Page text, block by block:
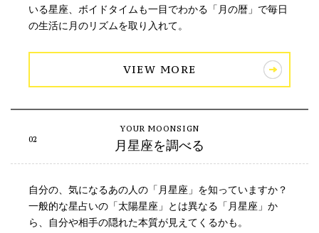
いる星座、ボイドタイムも一目でわかる「月の暦」で毎日
の生活に月のリズムを取り入れて。
VIEW MORE
月星座を調べる
自分の、気になるあの人の「月星座」を知っていますか？
一般的な星占いの「太陽星座」とは異なる「月星座」か
ら、自分や相手の隠れた本質が見えてくるかも。